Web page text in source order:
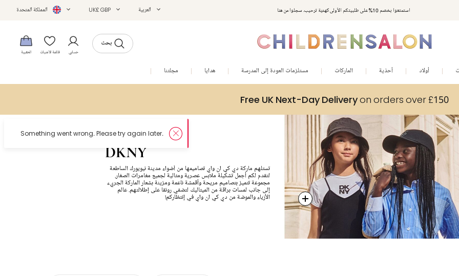
استمتعوا بخصم 10% على طلبيتكم الأولى كهدية ترحيب. سجلوا من هنا العربية UK£ GBP المملكة المتحدة
بحث
حسابي قائمة الأمنيات الحقيبة
أولاد أحذية الماركات مستلزمات العودة إلى المدرسة هدايا مجلتنا
Free UK Next-Day Deliveryon orders over £150
DKNY
تستلهم ماركة دي كي ان واي تصاميمها من أضواء مدينة نيويورك الساطعة
لتقدم لكم أجمل تشكيلة ملابس عصرية ومثالية لجميع مغامرات الصغار.
مجموعة تتميز بتصاميم مريحة وأقمشة ناعمة ومزينة بشعار الماركة الجريء
إلى جانب لمسات براقة من الميتاليك لتضفي رونقا على إطلالتهم. عالم
الأزياء والموضة من دي كي ان واي في إنتظاركم!